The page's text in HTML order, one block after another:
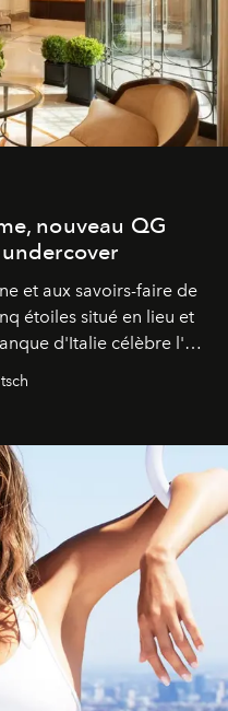
nouveau QG
et aux savoirs-faire de
étoiles situé en lieu et
d'Italie célèbre l'art
élégance intemporelle.